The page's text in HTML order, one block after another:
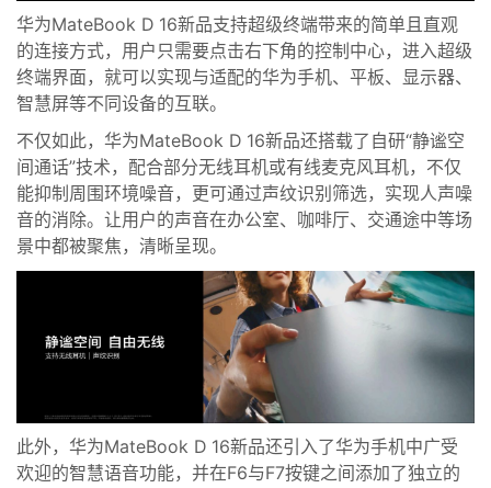
华为MateBook D 16新品支持超级终端带来的简单且直观
的连接方式，用户只需要点击右下角的控制中心，进入超级
终端界面，就可以实现与适配的华为手机、平板、显示器、
智慧屏等不同设备的互联。
不仅如此，华为MateBook D 16新品还搭载了自研“静谧空
间通话”技术，配合部分无线耳机或有线麦克风耳机，不仅
能抑制周围环境噪音，更可通过声纹识别筛选，实现人声噪
音的消除。让用户的声音在办公室、咖啡厅、交通途中等场
景中都被聚焦，清晰呈现。
此外，华为MateBook D 16新品还引入了华为手机中广受
欢迎的智慧语音功能，并在F6与F7按键之间添加了独立的